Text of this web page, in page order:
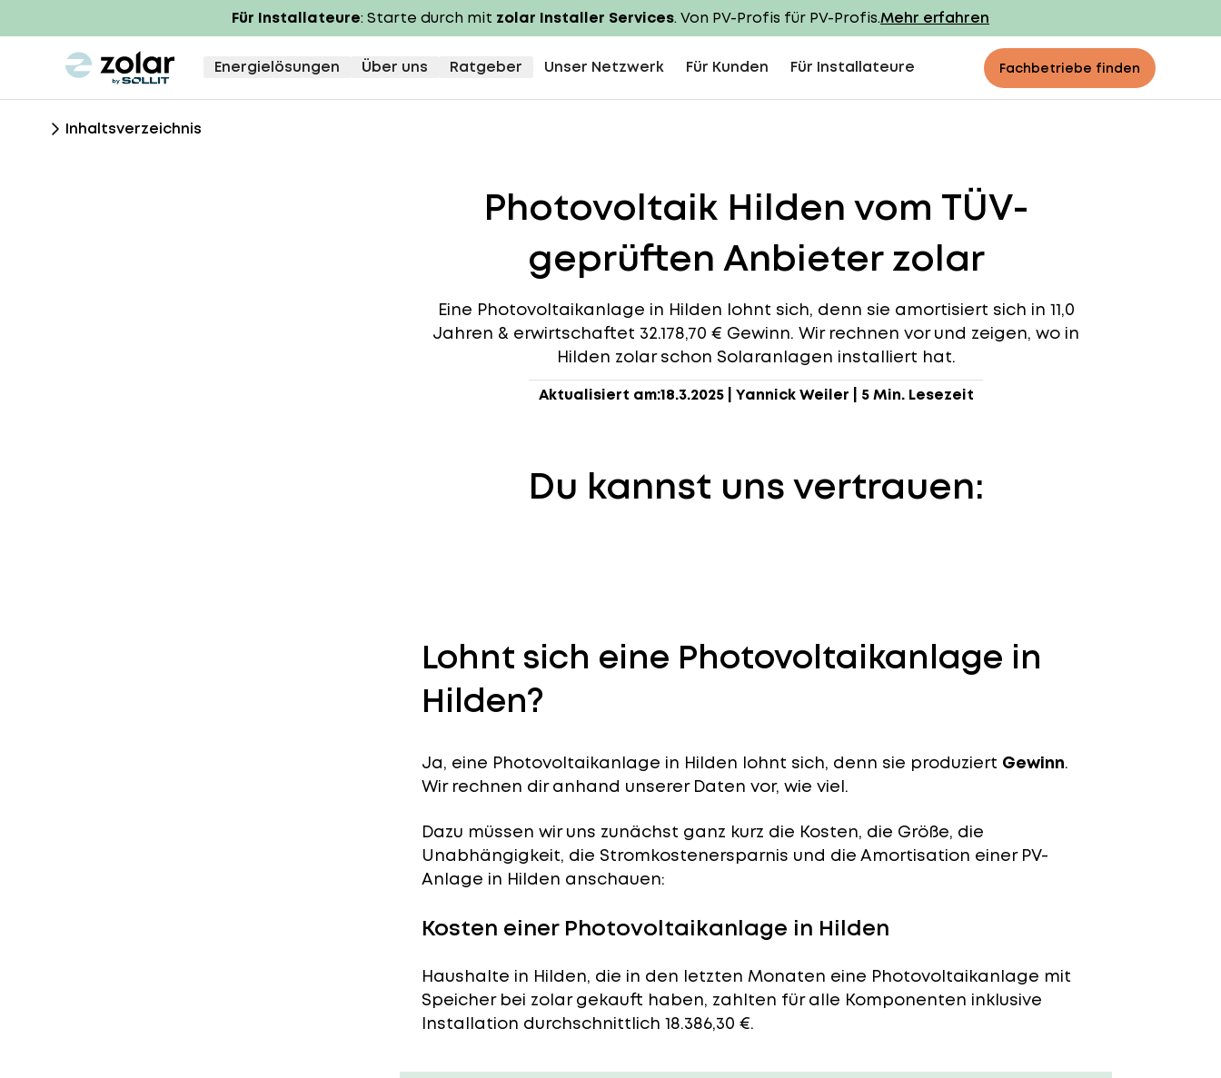
Für Installateure: Starte durch mit zolar Installer Services. Von PV-Profis für PV-Profis.Mehr erfahren
zolar logo Energielösungen Über uns Ratgeber Unser Netzwerk Für Kunden Für Installateure Fachbetriebe finden
Inhaltsverzeichnis
Photovoltaik Hilden vom TÜV-
geprüften Anbieter zolar
Eine Photovoltaikanlage in Hilden lohnt sich, denn sie amortisiert sich in 11,0
Jahren & erwirtschaftet 32.178,70 € Gewinn. Wir rechnen vor und zeigen, wo in
Hilden zolar schon Solaranlagen installiert hat.
Aktualisiert am:18.3.2025| Yannick Weiler 5 Min. Lesezeit
Du kannst uns vertrauen:
Lohnt sich eine Photovoltaikanlage in
Hilden?
Ja, eine Photovoltaikanlage in Hilden lohnt sich, denn sie produziert Gewinn.
Wir rechnen dir anhand unserer Daten vor, wie viel.
Dazu müssen wir uns zunächst ganz kurz die Kosten, die Größe, die
Unabhängigkeit, die Stromkostenersparnis und die Amortisation einer PV-
Anlage in Hilden anschauen:
Kosten einer Photovoltaikanlage in Hilden
Haushalte in Hilden, die in den letzten Monaten eine Photovoltaikanlage mit
Speicher bei zolar gekauft haben, zahlten für alle Komponenten inklusive
Installation durchschnittlich 18.386,30 €.